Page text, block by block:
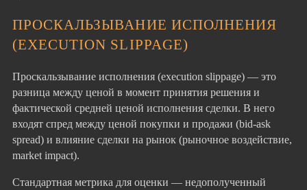
ПРОСКАЛЬЗЫВАНИЕ ИСПОЛНЕНИЯ
(EXECUTION SLIPPAGE)
Проскальзывание исполнения (execution slippage) — это
разница между ценой в момент принятия решения и
фактической средней ценой исполнения сделки. В него
входят спред между ценой покупки и продажи (bid-ask
spread) и влияние сделки на рынок (рыночное воздействие,
market impact).
Стандартная метрика для оценки — недополученный